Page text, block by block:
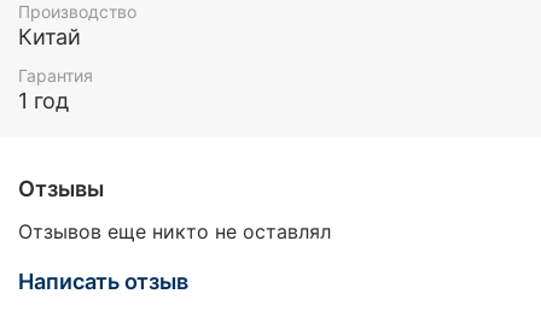
Производство
Китай
Гарантия
1 год
Отзывы
Отзывов еще никто не оставлял
Написать отзыв